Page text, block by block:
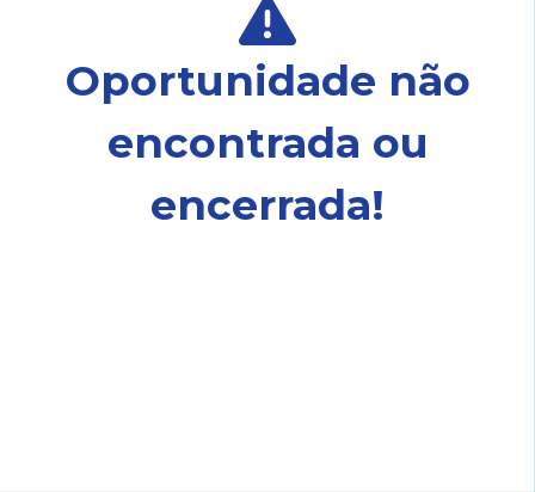
Oportunidade não
encontrada ou
encerrada!